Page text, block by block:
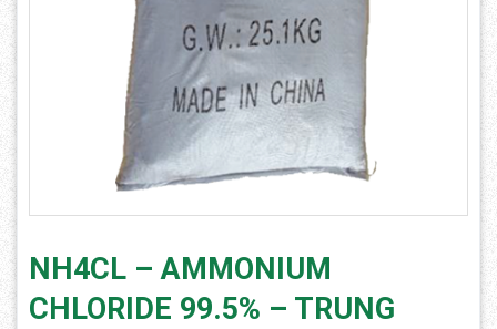
NH4CL – AMMONIUM
CHLORIDE 99.5% – TRUNG